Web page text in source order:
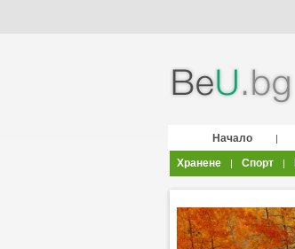
Начало |
Хранене
| Спорт |